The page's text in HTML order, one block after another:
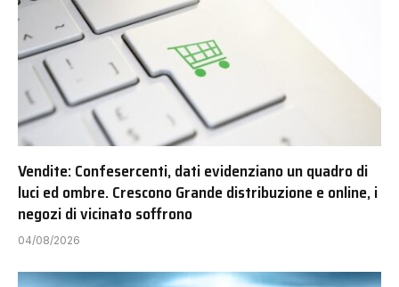
Vendite: Confesercenti, dati evidenziano un quadro di
luci ed ombre. Crescono Grande distribuzione e online, i
negozi di vicinato soffrono
04/08/2026